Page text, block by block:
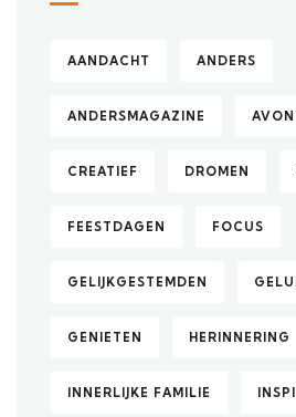
AANDACHT ANDERS
ANDERSMAGAZINE
CREATIEF DROMEN
FEESTDAGEN FOCUS
GELIJKGESTEMDEN
GENIETEN HERINNERING
INNERLIJKE FAMILIE